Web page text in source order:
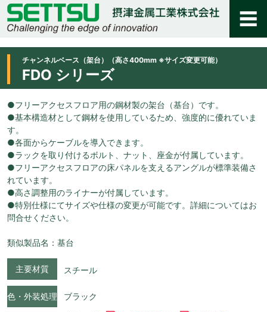
チャンネルベース（架台）（高さ400mm ※サイズ変更可能）
FDO シリーズ
●フリーアクセスフロア用の鋼材製の架台（基台）です。
●基本構造材として鋼材を使用しているため、強度的に優れていま
す。
●各面からケーブルを導入できます。
●ラックを取り付けるボルト、ナット、座金が付属しています。
●フリーアクセスフロアの床パネルを支えるアングルが標準装備さ
れています。
●高さ調整用のライナーが付属しています。
●特別仕様にてサイズや仕様の変更が可能です。詳細についてはお
問合せください。
類似製品名：基台
主要材質 スチール
色・外装処理 ブラック